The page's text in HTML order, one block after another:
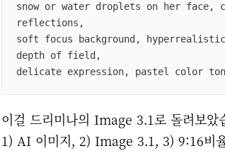
snow or water droplets on her
reflections,
soft focus background,
depth of field,
delicate expression, pastel color
이걸 드리미나의 Image 3.1로 돌려보았
1) AI 이미지, 2) Image 3.1, 3) 9:16비